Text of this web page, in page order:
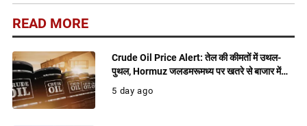
READ MORE
Crude Oil Price Alert: तेल की कीमतों में उथल-
पुथल, Hormuz जलडमरूमध्य पर खतरे से बाजार में
बढ़ी हलचल
5 day ago